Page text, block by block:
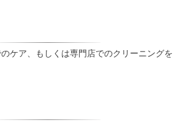
ケア、もしくは専門店でのクリーニングを